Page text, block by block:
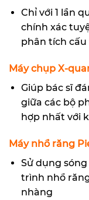
Chỉ với 1 lần
chính xác
phân tích
Máy chụp X-
Giúp bác sĩ
giữa các bộ
hợp nhất với
Máy nhổ răng
Sử dụng
trình nhổ
nhàng